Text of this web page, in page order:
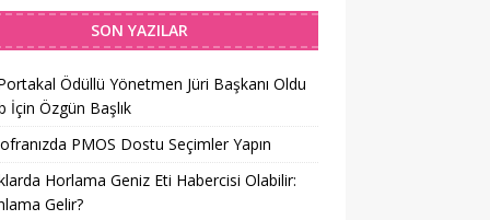
SON YAZILAR
Ödüllü Yönetmen Jüri Başkanı Oldu
İçin Özgün Başlık
PMOS Dostu Seçimler Yapın
Horlama Geniz Eti Habercisi Olabilir:
Gelir?